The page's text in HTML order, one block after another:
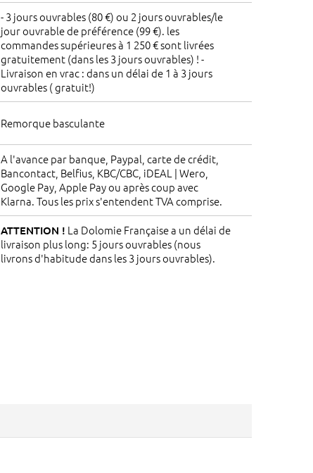
- 3 jours ouvrables (80 €) ou 2 jours ouvrables/le
jour ouvrable de préférence (99 €). les
commandes supérieures à 1 250 € sont livrées
gratuitement (dans les 3 jours ouvrables) ! -
Livraison en vrac : dans un délai de 1 à 3 jours
ouvrables ( gratuit!)
Remorque basculante
A l'avance par banque, Paypal, carte de crédit,
Bancontact, Belfius, KBC/CBC, iDEAL | Wero,
Google Pay, Apple Pay ou après coup avec
Klarna. Tous les prix s'entendent TVA comprise.
ATTENTION ! La Dolomie Française a un délai de
livraison plus long: 5 jours ouvrables (nous
livrons d'habitude dans les 3 jours ouvrables).